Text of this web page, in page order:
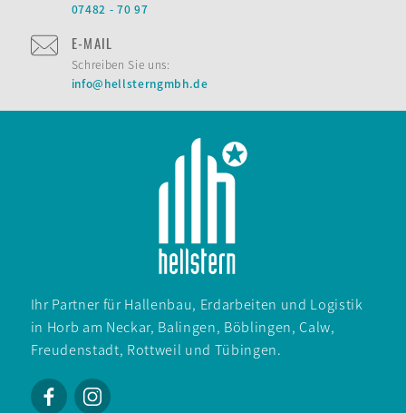
07482 - 70 97
E-MAIL
Schreiben Sie uns:
info@hellsterngmbh.de
Ihr Partner für Hallen­bau, Erd­arbeiten und Logistik
in Horb am Neckar, Balingen, Böblingen, Calw,
Freuden­stadt, Rott­weil und Tübingen.